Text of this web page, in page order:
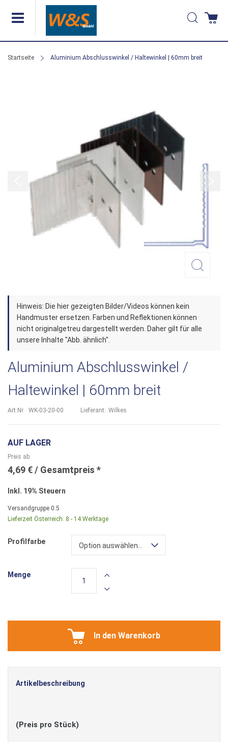
Inhalt
Suche
Startseite Aluminium Abschlusswinkel / Haltewinkel | 60mm breit
Zum
Anfang
der
Bildergalerie
Hinweis: Die hier gezeigten Bilder/Videos können kein
Handmuster ersetzen. Farben und Reflektionen können
nicht originalgetreu dargestellt werden. Daher gilt für alle
unsere Inhalte "Abb. ähnlich".
Aluminium Abschlusswinkel /
Haltewinkel | 60mm breit
Art.Nr. WK-03-20-00 Lieferant: Wilkes
AUF LAGER
Preis ab
4,69 €
Inkl. 19% Steuern
Versandgruppe 0.5
Lieferzeit Österreich: 8 - 14 Werktage
Profilfarbe Option auswählen...
Menge
In den Warenkorb
Artikelbeschreibung
(Preis pro Stück)